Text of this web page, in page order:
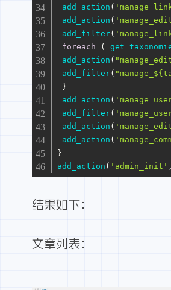
add_action (
add_action (
add_filter(
foreach (
add_action (
add_filter(
}
add_action (
add_filter(
add_action (
add_action (
}
add_action ( 'admin_init'
结果如下：
文章列表：